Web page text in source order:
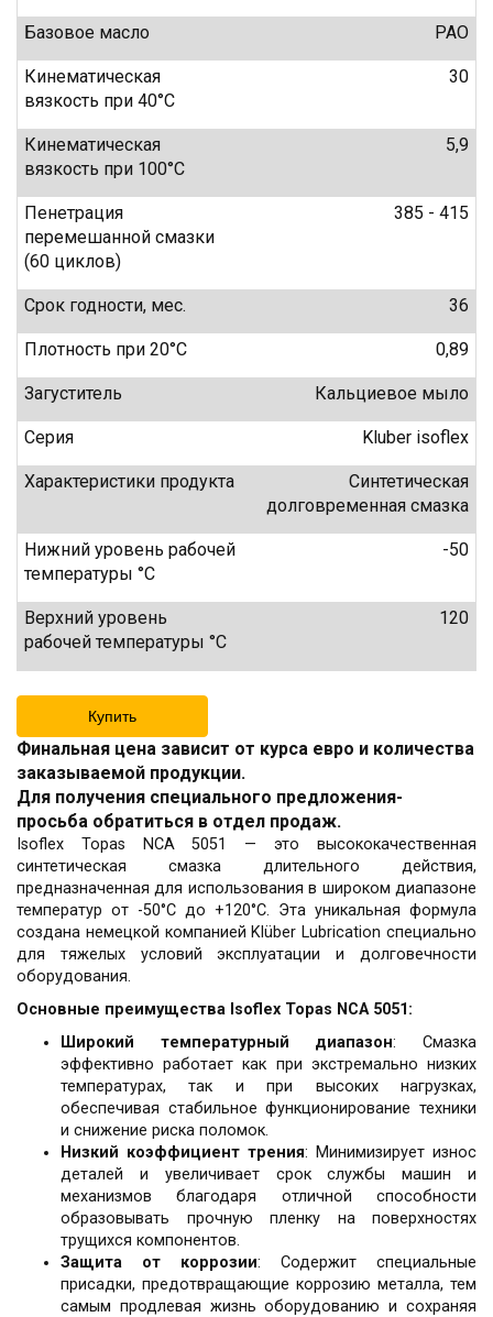
Базовое масло PAO
Кинематическая
вязкость при 40°C
30
Кинематическая
вязкость при 100°C
5,9
Пенетрация
перемешанной смазки
(60 циклов)
385 - 415
Срок годности, мес. 36
Плотность при 20°C 0,89
Загуститель Кальциевое мыло
Серия Kluber isoflex
Характеристики продукта
Синтетическая
долговременная смазка
Нижний уровень рабочей
температуры °C
-50
Верхний уровень
рабочей температуры °C
120
Купить
Финальная цена зависит от курса евро и количества
заказываемой продукции.
Для получения специального предложения-
просьба обратиться в отдел продаж.
Isoflex Topas NCA 5051 — это высококачественная
синтетическая смазка длительного действия,
предназначенная для использования в широком диапазоне
температур от -50°C до +120°C. Эта уникальная формула
создана немецкой компанией Klüber Lubrication специально
для тяжелых условий эксплуатации и долговечности
оборудования.
Основные преимущества Isoflex Topas NCA 5051:
Широкий температурный диапазон: Смазка
эффективно работает как при экстремально низких
температурах, так и при высоких нагрузках,
обеспечивая стабильное функционирование техники
и снижение риска поломок.
Низкий коэффициент трения: Минимизирует износ
деталей и увеличивает срок службы машин и
механизмов благодаря отличной способности
образовывать прочную пленку на поверхностях
трущихся компонентов.
Защита от коррозии: Содержит специальные
присадки, предотвращающие коррозию металла, тем
самым продлевая жизнь оборудованию и сохраняя